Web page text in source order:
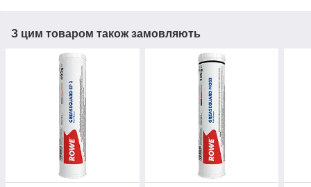
З цим товаром також замовляють